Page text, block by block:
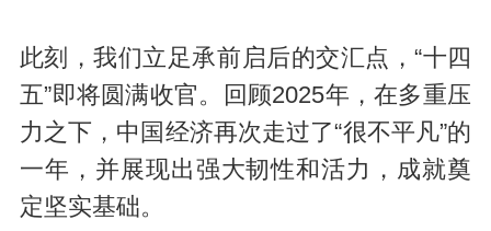
此刻，我们立足承前启后的交汇点，“十四
五”即将圆满收官。回顾2025年，在多重压
力之下，中国经济再次走过了“很不平凡”的
一年，并展现出强大韧性和活力，成就奠
定坚实基础。